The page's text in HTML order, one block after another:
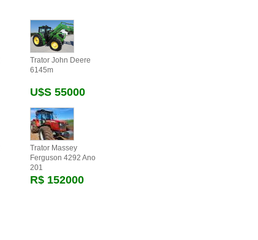
Trator John Deere
6145m
U$s 55000
Trator Massey
Ferguson 4292 Ano
201
R$ 152000